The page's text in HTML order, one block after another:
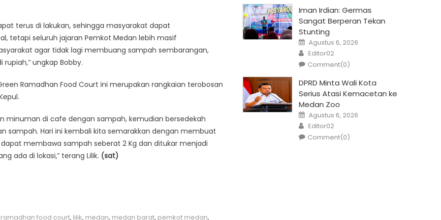
terus di lakukan, sehingga masyarakat dapat
tetapi seluruh jajaran Pemkot Medan lebih masif
agar tidak lagi membuang sampah sembarangan,
ungkap Bobby.
Ramadhan Food Court ini merupakan rangkaian terobosan
minuman di cafe dengan sampah, kemudian bersedekah
sampah. Hari ini kembali kita semarakkan dengan membuat
membawa sampah seberat 2 Kg dan ditukar menjadi
ada di lokasi,” terang Lilik. (sat)
food court, lilik, medan, medan barat, pemkot medan,
Iman Irdian: Germas
Sangat Berperan Tekan
Stunting
Posted
on
Agustus 6, 2026
Author
Editor02
Comment(0)
DPRD Minta Wali Kota
Serius Atasi Kemacetan ke
Medan Zoo
Posted
on
Agustus 6, 2026
Author
Editor02
Comment(0)